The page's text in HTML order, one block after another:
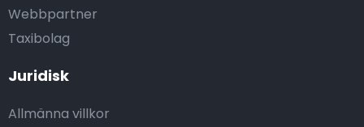
Webbpartner
Taxibolag
Juridisk
Allmänna villkor